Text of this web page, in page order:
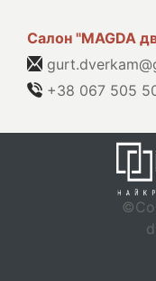
Салон "MAGDA
+38 067 505